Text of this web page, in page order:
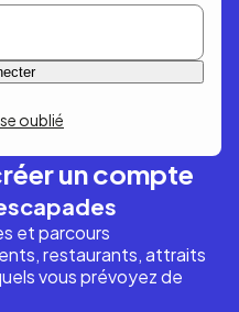
oublié
un compte
et parcours
restaurants, attraits
vous prévoyez de